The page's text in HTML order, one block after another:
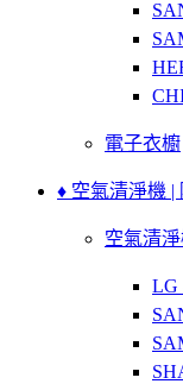
電子衣櫥
♦ 空氣清淨機 |
空氣清
LG